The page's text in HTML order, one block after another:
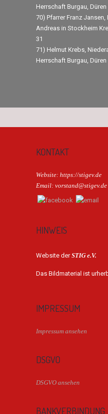
Herrschaft Burgau, Düren
70) Pfarrer Franz
Andreas in Stockheim
31
71) Helmut Krebs,
Herrschaft Burgau,
KONTAKT
Website: https://stigev.de
Email: vorstand@stigev.de
HINWEIS
Website derSTIG e.V.
Das Bildmaterial ist
IMPRESSUM
Impressum ansehen
DSGVO
DSGVO ansehen
BANKVERBINDUNG